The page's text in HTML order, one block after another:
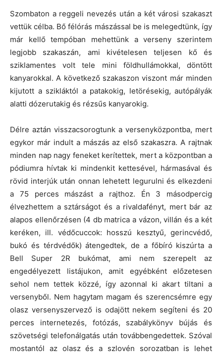
Szombaton a reggeli nevezés után a két városi szakaszt
vettük célba. Bő félórás mászással be is melegedtünk, így
már kellő tempóban mehettünk a verseny szerintem
legjobb szakaszán, ami kivételesen teljesen kő és
sziklamentes volt tele mini földhullámokkal, döntött
kanyarokkal. A következő szakaszon viszont már minden
kijutott a szikláktól a patakokig, letörésekig, autópályák
alatti dózerutakig és rézsűs kanyarokig.
Délre aztán visszacsorogtunk a versenyközpontba, mert
egykor már indult a mászás az első szakaszra. A rajtnak
minden nap nagy feneket kerítettek, mert a központban a
pódiumra hívtak ki mindenkit kettesével, hármasával és
rövid interjúk után onnan lehetett legurulni és elkezdeni
a 75 perces mászást a rajthoz. Én 3 másodpercig
élvezhettem a sztárságot és a rivaldafényt, mert bár az
alapos ellenőrzésen (4 db matrica a vázon, villán és a két
keréken, ill. védőcuccok: hosszú kesztyű, gerincvédő,
bukó és térdvédők) átengedtek, de a főbíró kiszúrta a
Bell Super 2R bukómat, ami nem szerepelt az
engedélyezett listájukon, amit egyébként előzetesen
sehol nem tettek közzé, így azonnal ki akart tiltani a
versenyből. Nem hagytam magam és szerencsémre egy
olasz versenyszervező is odajött nekem segíteni és 20
perces internetezés, fotózás, szabálykönyv bújás és
szövetségi telefonálgatás után továbbengedettek. Szóval
mostantól az olasz és a szlovén sorozatban is lehet